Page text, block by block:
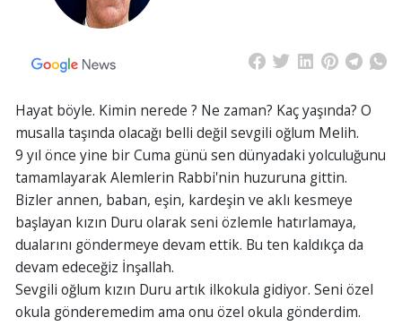
Hayat böyle. Kimin nerede ? Ne zaman? Kaç yaşında? O
musalla taşında olacağı belli değil sevgili oğlum Melih.
9 yıl önce yine bir Cuma günü sen dünyadaki yolculuğunu
tamamlayarak Alemlerin Rabbi'nin huzuruna gittin.
Bizler annen, baban, eşin, kardeşin ve aklı kesmeye
başlayan kızın Duru olarak seni özlemle hatırlamaya,
dualarını göndermeye devam ettik. Bu ten kaldıkça da
devam edeceğiz İnşallah.
Sevgili oğlum kızın Duru artık ilkokula gidiyor. Seni özel
okula gönderemedim ama onu özel okula gönderdim.